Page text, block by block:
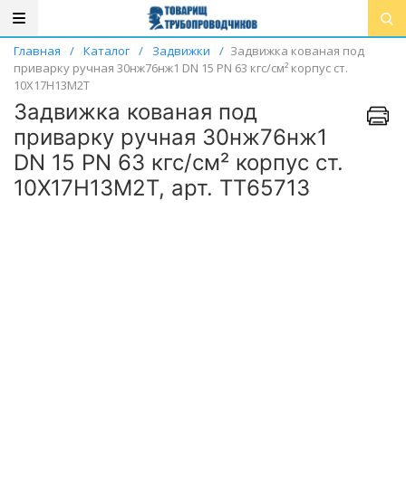
Главная / Каталог / Задвижки / Задвижка кованая под
приварку ручная 30нж76нж1 DN 15 PN 63 кгс/см² корпус ст.
10Х17Н13М2Т
Задвижка кованая под
приварку ручная 30нж76нж1
DN 15 PN 63 кгс/см² корпус ст.
10Х17Н13М2Т, арт. ТТ65713